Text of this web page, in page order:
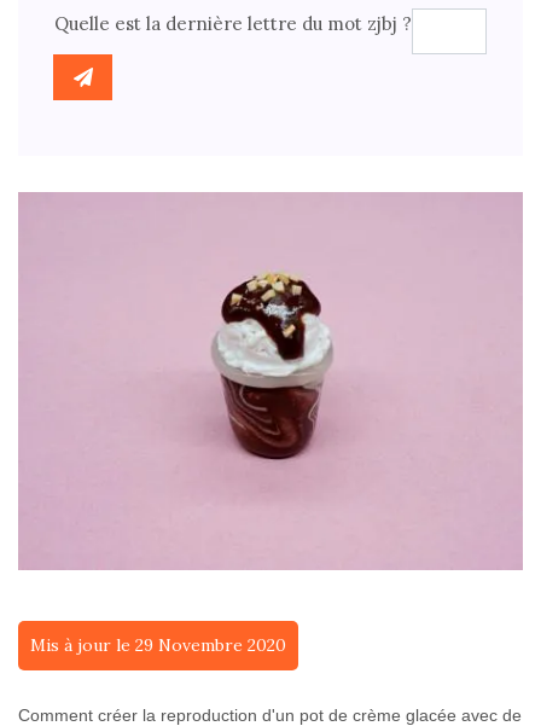
Mis à jour le 29 Novembre 2020
Comment créer la reproduction d'un pot de crème glacée avec de
Quelle est la dernière lettre du mot zjbj ?